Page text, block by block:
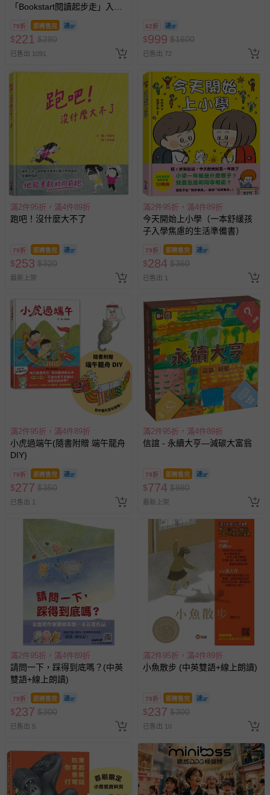
「Bookstart閱讀起步走」入選
79折 即將售完
$221 $280
已售出 1091
2026/10/16 正券逾期視同現金
券使用
62折
$999 $1600
已售出 72
滿2件95折，滿4件89折
跑吧！沒什麼大不了
79折 即將售完
$253 $320
最新上架
滿2件95折，滿4件89折
今天開始上小學（一本舒緩孩
子入學焦慮的生活準備書）
79折 即將售完
$284 $360
已售出 1
滿2件95折，滿4件89折
小虎過端午(隨書附贈 端午龍舟
DIY)
79折 即將售完
$277 $350
已售出 1
滿2件95折，滿4件89折
信誼 - 永續大亨—減碳大富翁
79折 即將售完
$774 $980
最新上架
滿2件95折，滿4件89折
請問一下，踩得到底嗎？(中英
雙語+線上朗讀)
79折 即將售完
$237 $300
已售出 5
滿2件95折，滿4件89折
小魚散步 (中英雙語+線上朗讀)
79折 即將售完
$237 $300
已售出 10